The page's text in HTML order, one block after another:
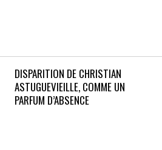
DISPARITION DE CHRISTIAN
ASTUGUEVIEILLE, COMME UN
PARFUM D’ABSENCE